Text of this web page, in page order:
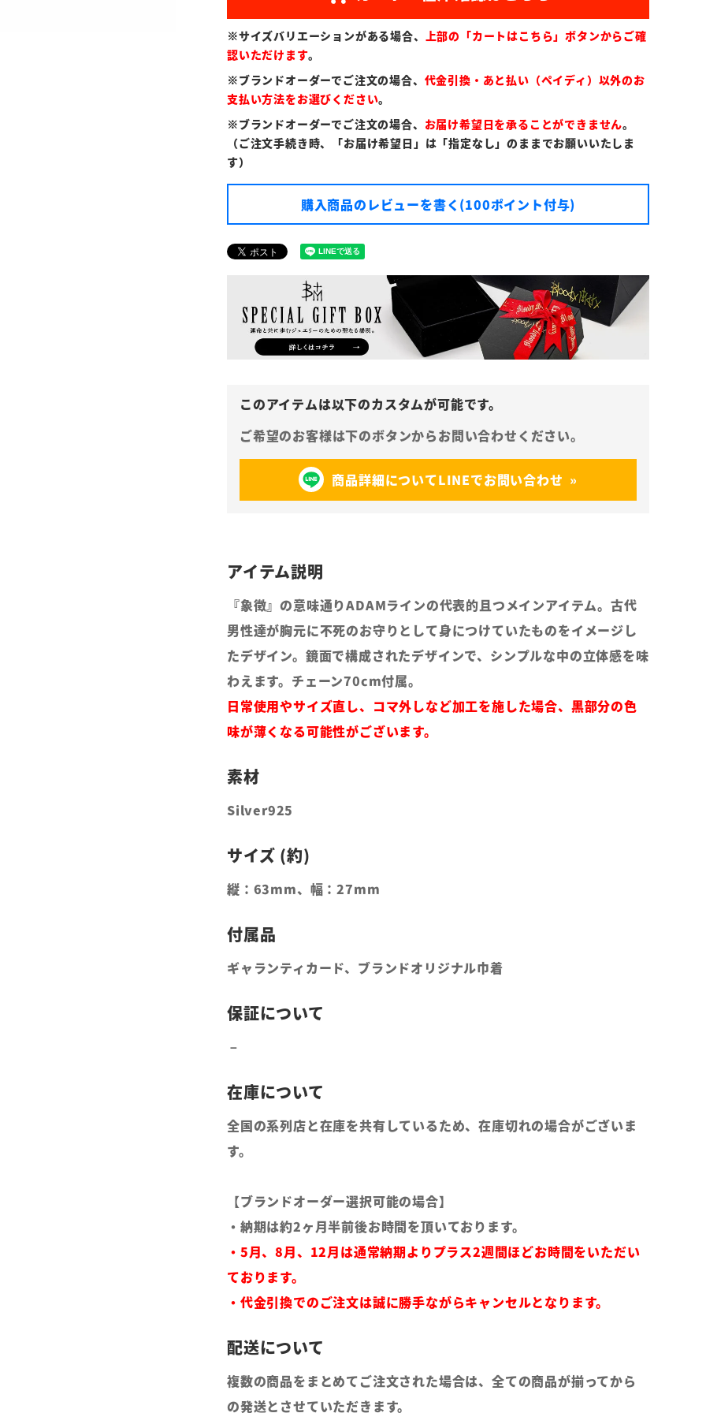
※サイズバリエーションがある場合、
上部の「カートはこちら」ボタンからご確
認いただけます。
※ブランドオーダーでご注文の場合、 代金引換・あと払い（ペイディ）以外のお
支払い方法をお選びください。
※ブランドオーダーでご注文の場合、 お届け希望日を承ることができません。
（ご注文手続き時、「お届け希望日」は「指定なし」のままでお願いいたしま
す）
購入商品のレビューを書く(100ポイント付与)
商品詳細についてLINEでお問い合わせ
『象徴』の意味通りADAMラインの代表的且つメインアイテム。古代
男性達が胸元に不死のお守りとして身につけていたものをイメージし
たデザイン。鏡面で構成されたデザインで、シンプルな中の立体感を味
わえます。チェーン70cm付属。
日常使用やサイズ直し、コマ外しなど加工を施した場合、黒部分の色
味が薄くなる可能性がございます。
Silver925
縦：63mm、幅：27mm
ギャランティカード、ブランドオリジナル巾着
全国の系列店と在庫を共有しているため、在庫切れの場合がございま
す。
【ブランドオーダー選択可能の場合】
・納期は約2ヶ月半前後お時間を頂いております。
・5月、8月、12月は通常納期よりプラス2週間ほどお時間をいただい
ております。
・代金引換でのご注文は誠に勝手ながらキャンセルとなります。
複数の商品をまとめてご注文された場合は、全ての商品が揃ってから
の発送とさせていただきます。